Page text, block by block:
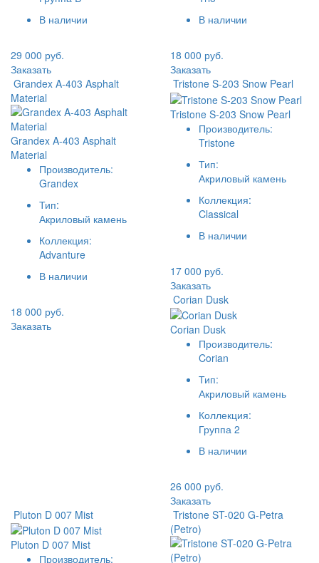
В наличии
29 000 руб.
Заказать
В наличии
18 000 руб.
Заказать
Grandex A-403 Asphalt
Material
Grandex A-403 Asphalt
Material
Производитель:
Grandex
Тип:
Акриловый камень
Коллекция:
Advanture
В наличии
18 000 руб.
Заказать
Tristone S-203 Snow Pearl
Tristone S-203 Snow Pearl
Производитель:
Tristone
Тип:
Акриловый камень
Коллекция:
Classical
В наличии
17 000 руб.
Заказать
Corian Dusk
Corian Dusk
Производитель:
Corian
Тип:
Акриловый камень
Коллекция:
Группа 2
В наличии
26 000 руб.
Заказать
Pluton D 007 Mist
Pluton D 007 Mist
Производитель:
Tristone ST-020 G-Petra
(Petro)